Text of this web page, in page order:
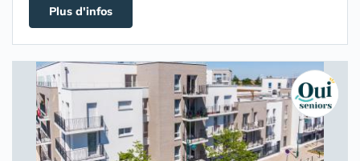
Plus d'infos